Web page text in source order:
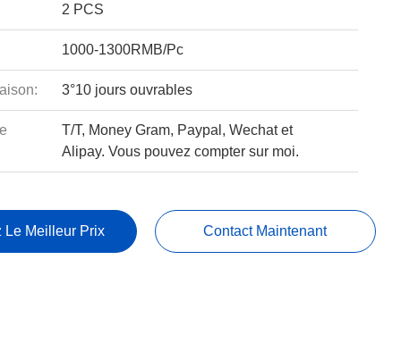
2 PCS
1000-1300RMB/Pc
3°10 jours ouvrables
T/T, Money Gram, Paypal, Wechat et
Alipay. Vous pouvez compter sur moi.
Le Meilleur Prix Contact Maintenant